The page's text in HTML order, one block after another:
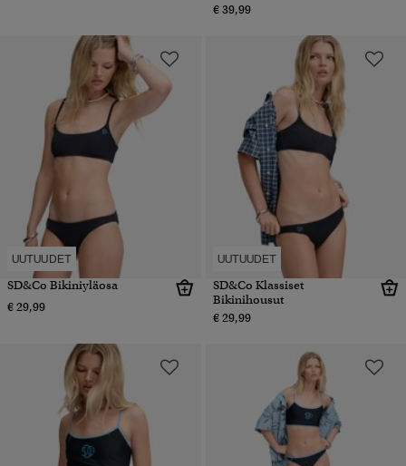
€ 39,99
UUTUUDET
SD&Co Bikiniyläosa
€ 29,99
UUTUUDET
SD&Co Klassiset
Bikinihousut
€ 29,99